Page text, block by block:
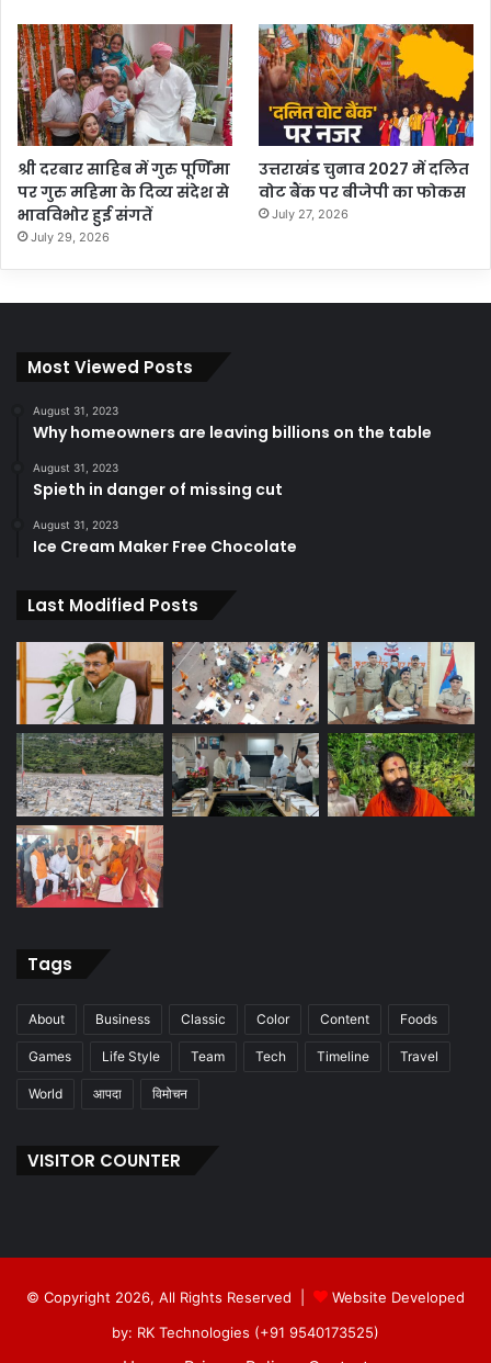
श्री दरबार साहिब में गुरु पूर्णिमा
पर गुरु महिमा के दिव्य संदेश से
भावविभोर हुई संगतें
July 29, 2026
उत्तराखंड चुनाव 2027 में दलित
वोट बैंक पर बीजेपी का फोकस
July 27, 2026
Most Viewed Posts
August 31, 2023
Why homeowners are leaving billions on the table
August 31, 2023
Spieth in danger of missing cut
August 31, 2023
Ice Cream Maker Free Chocolate
Last Modified Posts
Tags
About Business Classic Color Content Foods
Games Life Style Team Tech Timeline Travel
World आपदा विमोचन
VISITOR COUNTER
© Copyright 2026, All Rights Reserved |
Website Developed
by: RK Technologies (+91 9540173525)